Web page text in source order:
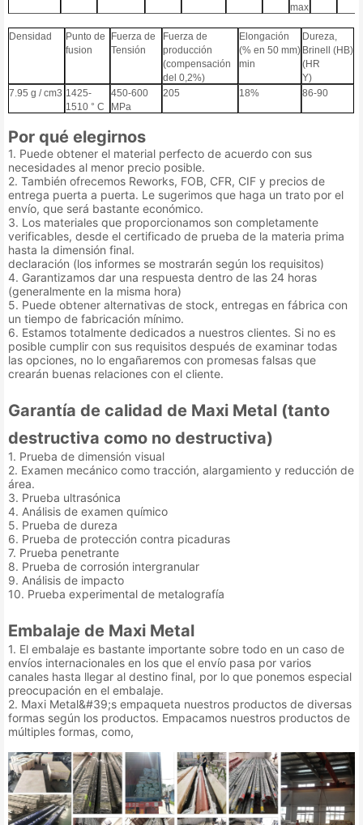
max
Densidad
Punto de
fusion
Fuerza de
Tensión
Fuerza de
producción
(compensación
del 0,2%)
Elongación
(% en 50 mm)
min
Dureza,
Brinell (HB)
(HR
Y)
7.95 g / cm3 1425-
1510 ° C
450-600
MPa
205 18% 86-90
Por qué elegirnos
1. Puede obtener el material perfecto de acuerdo con sus
necesidades al menor precio posible.
2. También ofrecemos Reworks, FOB, CFR, CIF y precios de
entrega puerta a puerta. Le sugerimos que haga un trato por el
envío, que será bastante económico.
3. Los materiales que proporcionamos son completamente
verificables, desde el certificado de prueba de la materia prima
hasta la dimensión final.
declaración (los informes se mostrarán según los requisitos)
4. Garantizamos dar una respuesta dentro de las 24 horas
(generalmente en la misma hora)
5. Puede obtener alternativas de stock, entregas en fábrica con
un tiempo de fabricación mínimo.
6. Estamos totalmente dedicados a nuestros clientes. Si no es
posible cumplir con sus requisitos después de examinar todas
las opciones, no lo engañaremos con promesas falsas que
crearán buenas relaciones con el cliente.
Garantía de calidad de Maxi Metal (tanto
destructiva como no destructiva)
1. Prueba de dimensión visual
2. Examen mecánico como tracción, alargamiento y reducción de
área.
3. Prueba ultrasónica
4. Análisis de examen químico
5. Prueba de dureza
6. Prueba de protección contra picaduras
7. Prueba penetrante
8. Prueba de corrosión intergranular
9. Análisis de impacto
10. Prueba experimental de metalografía
Embalaje de Maxi Metal
1. El embalaje es bastante importante sobre todo en un caso de
envíos internacionales en los que el envío pasa por varios
canales hasta llegar al destino final, por lo que ponemos especial
preocupación en el embalaje.
2. Maxi Metal&#39;s empaqueta nuestros productos de diversas
formas según los productos. Empacamos nuestros productos de
múltiples formas, como,